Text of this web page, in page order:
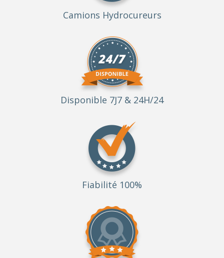
Camions Hydrocureurs
Disponible 7J7 & 24H/24
Fiabilité 100%